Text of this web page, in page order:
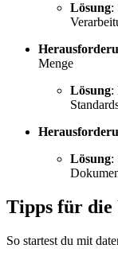
Lösung:
Menge
Lösung:
Lösung:
Tipps für die
So startest du mit